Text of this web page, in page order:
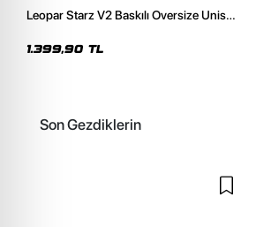
Leopar Starz V2 Baskılı Oversize Unisex
1.399,90 TL
Son Gezdiklerin